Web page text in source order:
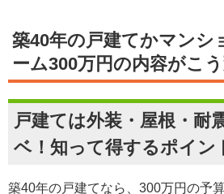
築40年の戸建てかマンシ
ーム300万円の内容がこう
戸建ては外装・屋根・耐
ベ！知って得するポイン
築40年の戸建てなら、300万円の予